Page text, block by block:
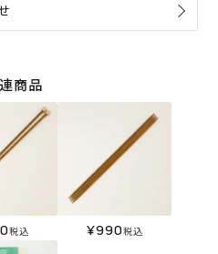
商品
税込 ¥990税込